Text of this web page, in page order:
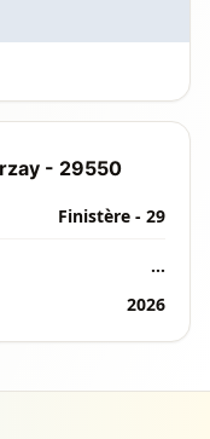
- 29550
Finistère - 29
…
2026